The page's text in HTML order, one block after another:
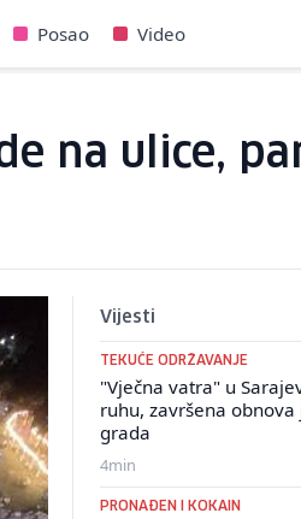
Posao Video
na ulice,
Vijesti
TEKUĆE ODRŽAVANJE
"Vječna vatra" u
ruhu, završena
grada
4min
PRONAĐEN I KOKAIN